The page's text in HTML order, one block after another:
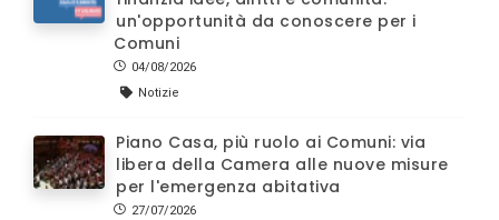
un'opportunità da conoscere per i
Comuni
04/08/2026
Notizie
Piano Casa, più ruolo ai Comuni: via
libera della Camera alle nuove misure
per l'emergenza abitativa
27/07/2026